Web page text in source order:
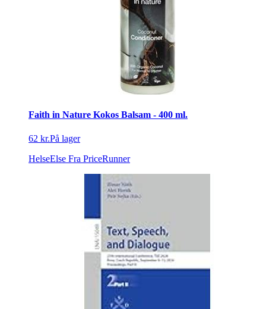
Faith in Nature Kokos Balsam - 400 ml.
62 kr.På lager
HelseElse Fra PriceRunner